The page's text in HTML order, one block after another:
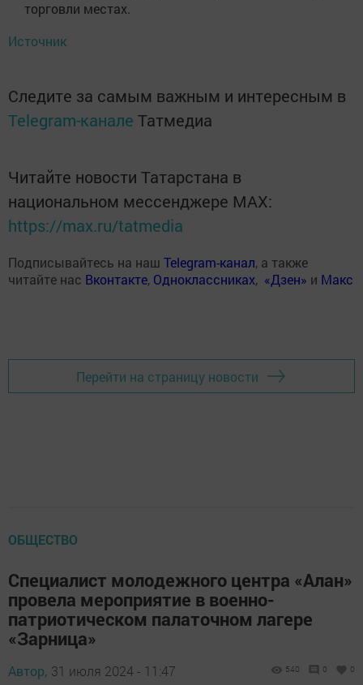
торговли местах.
Источник
Следите за самым важным и интересным в
Telegram-канале Татмедиа
Читайте новости Татарстана в
национальном мессенджере MАХ:
https://max.ru/tatmedia
Подписывайтесь на наш Telegram-канал, а также
читайте нас Вконтакте, Одноклассниках, «Дзен» и Макс
Перейти на страницу новости
ОБЩЕСТВО
Специалист молодежного центра «Алан»
провела мероприятие в военно-
патриотическом палаточном лагере
«Зарница»
Автор, 31 июля 2024 - 11:47 540 0 0